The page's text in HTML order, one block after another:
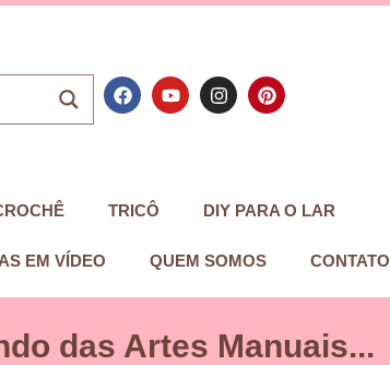
TRICÔ DIY PARA O LAR
EM VÍDEO QUEM SOMOS CONTATO
das Artes Manuais...